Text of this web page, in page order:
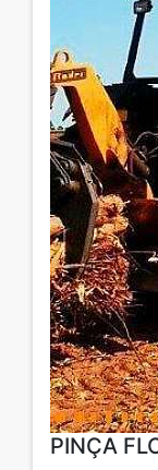
PINÇA